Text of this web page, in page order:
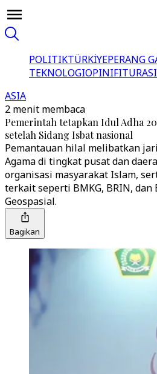
POLITIKTÜRKİYEPERANG
TEKNOLOGIOPINIFITUR
ASIA
2 menit membaca
Pemerintah tetapkan Idul Adha
setelah Sidang Isbat nasional
Pemantauan hilal melibatkan
Agama di tingkat pusat dan
organisasi masyarakat Islam,
terkait seperti BMKG, BRIN, dan
Geospasial.
Bagikan